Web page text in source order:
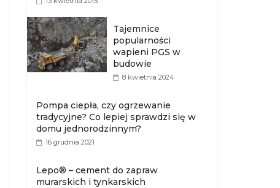
Tajemnice
popularności
wapieni PGS w
budowie
8 kwietnia 2024
Pompa ciepła, czy ogrzewanie
tradycyjne? Co lepiej sprawdzi się w
domu jednorodzinnym?
16 grudnia 2021
Lepo® – cement do zapraw
murarskich i tynkarskich